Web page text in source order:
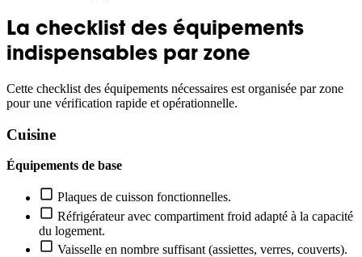
La checklist des équipements
indispensables par zone
Cette checklist des équipements nécessaires est organisée par zone
pour une vérification rapide et opérationnelle.
Cuisine
Équipements de base
Plaques de cuisson fonctionnelles.
Réfrigérateur avec compartiment froid adapté à la capacité
du logement.
Vaisselle en nombre suffisant (assiettes, verres, couverts).